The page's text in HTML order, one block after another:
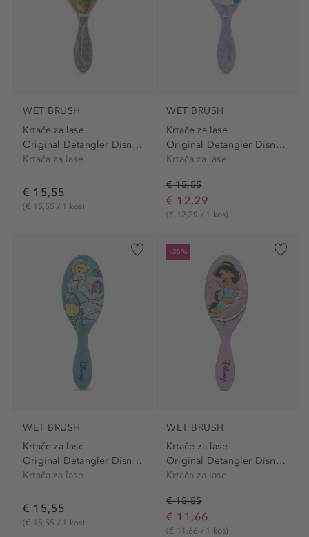
WET BRUSH
Krtače za lase
Original Detangler Disney...
Krtača za lase
€ 15,55
(€ 15,55 / 1 kos)
WET BRUSH
Krtače za lase
Original Detangler Disney...
Krtača za lase
€ 15,55
€ 12,29
(€ 12,29 / 1 kos)
WET BRUSH
Krtače za lase
Original Detangler Disney...
Krtača za lase
€ 15,55
(€ 15,55 / 1 kos)
-25%
WET BRUSH
Krtače za lase
Original Detangler Disney...
Krtača za lase
€ 15,55
€ 11,66
(€ 11,66 / 1 kos)